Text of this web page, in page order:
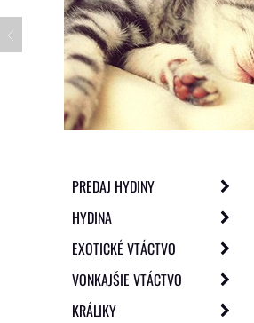
PREDAJ HYDINY
HYDINA
EXOTICKÉ VTÁCTVO
VONKAJŠIE VTÁCTVO
KRÁLIKY